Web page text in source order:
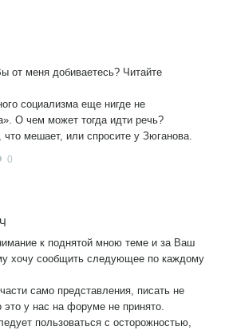
от меня добиваетесь? Читайте
социализма еще нигде не
О чем может тогда идти речь?
мешает, или спросите у Зюганова.
0
к поднятой мною теме и за Ваш
хочу сообщить следующее по каждому
само представления, писать не
это у нас на форуме не принято.
пользоваться с осторожностью,